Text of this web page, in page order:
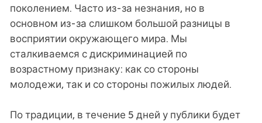
поколением. Часто из-за незнания, но в
основном из-за слишком большой разницы в
восприятии окружающего мира. Мы
сталкиваемся с дискриминацией по
возрастному признаку: как со стороны
молодежи, так и со стороны пожилых людей.
По традиции, в течение 5 дней у публики будет